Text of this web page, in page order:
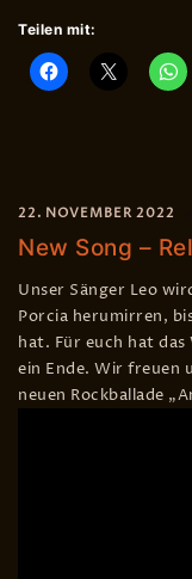
Teilen mit:
22. NOVEMBER 2022
New Song –
Unser Sänger Leo
Porcia herumirren,
hat. Für euch hat
ein Ende. Wir freuen
neuen Rockballade